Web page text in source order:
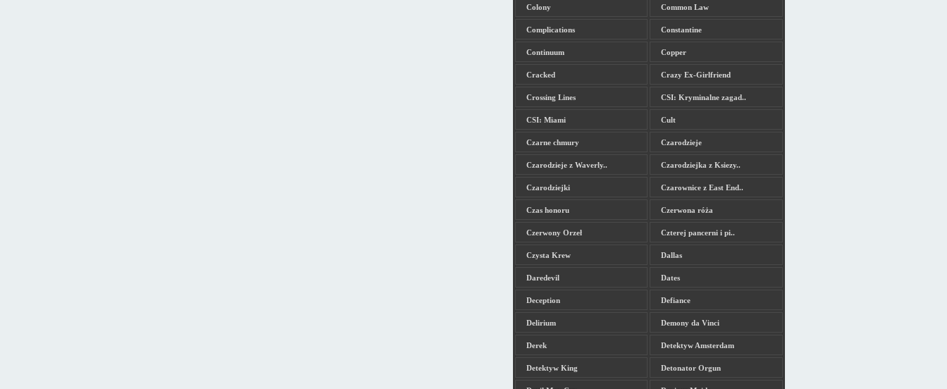
Colony Common Law
Complications Constantine
Continuum Copper
Cracked Crazy Ex-Girlfriend
Crossing Lines CSI: Kryminalne zagad..
CSI: Miami Cult
Czarne chmury Czarodzieje
Czarodzieje z Waverly.. Czarodziejka z Ksiezy..
Czarodziejki Czarownice z East End..
Czas honoru Czerwona róża
Czerwony Orzeł Czterej pancerni i pi..
Czysta Krew Dallas
Daredevil Dates
Deception Defiance
Delirium Demony da Vinci
Derek Detektyw Amsterdam
Detektyw King Detonator Orgun